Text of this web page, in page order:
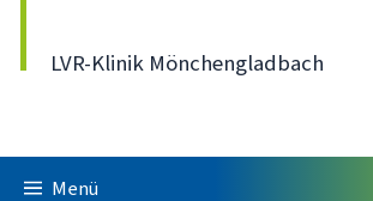
LVR-Klinik Mönchengladbach
Menü